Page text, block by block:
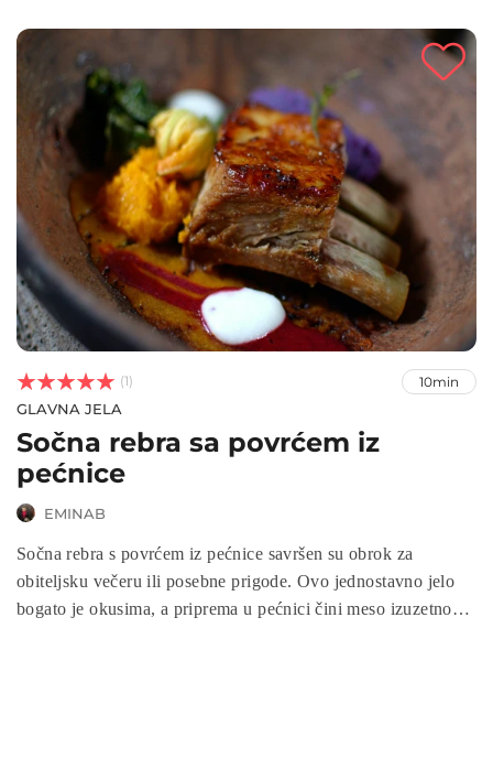


 (1) 10min
GLAVNA JELA
Sočna rebra sa povrćem iz
pećnice
EMINAB
Sočna rebra s povrćem iz pećnice savršen su obrok za
obiteljsku večeru ili posebne prigode. Ovo jednostavno jelo
bogato je okusima, a priprema u pećnici čini meso izuzetno